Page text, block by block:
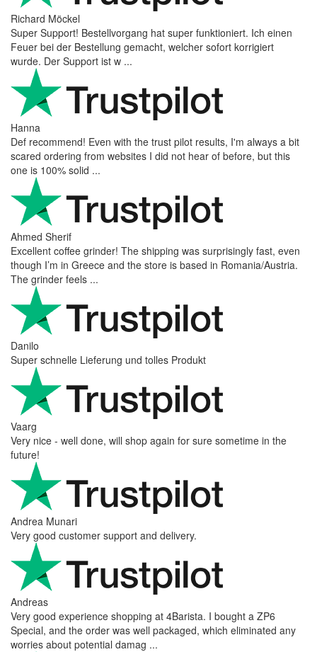
Richard Möckel
Super Support! Bestellvorgang hat super funktioniert. Ich einen
Feuer bei der Bestellung gemacht, welcher sofort korrigiert
wurde. Der Support ist w ...
Hanna
Def recommend! Even with the trust pilot results, I'm always a bit
scared ordering from websites I did not hear of before, but this
one is 100% solid ...
Ahmed Sherif
Excellent coffee grinder! The shipping was surprisingly fast, even
though I’m in Greece and the store is based in Romania/Austria.
The grinder feels ...
Danilo
Super schnelle Lieferung und tolles Produkt
Vaarg
Very nice - well done, will shop again for sure sometime in the
future!
Andrea Munari
Very good customer support and delivery.
Andreas
Very good experience shopping at 4Barista. I bought a ZP6
Special, and the order was well packaged, which eliminated any
worries about potential damag ...